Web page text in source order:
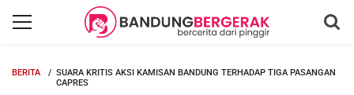
BERITA
SUARA KRITIS AKSI KAMISAN BANDUNG TERHADAP TIGA PASANGAN
CAPRES